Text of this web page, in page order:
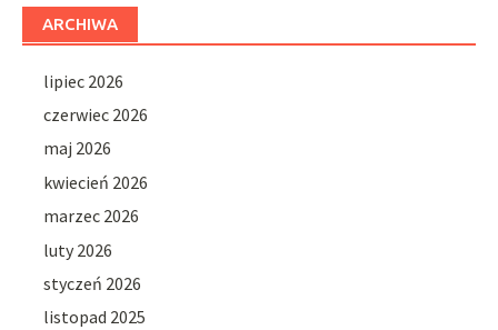
ARCHIWA
lipiec 2026
czerwiec 2026
maj 2026
kwiecień 2026
marzec 2026
luty 2026
styczeń 2026
listopad 2025